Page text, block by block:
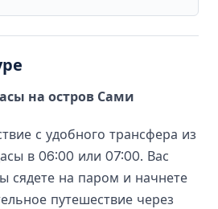
особенно в местах
Паромный Тур
около 1
на остров Сами
с удобного трансфера из
в 06:00 или 07:00. Вас
сядете на паром и начнете
путешествие через